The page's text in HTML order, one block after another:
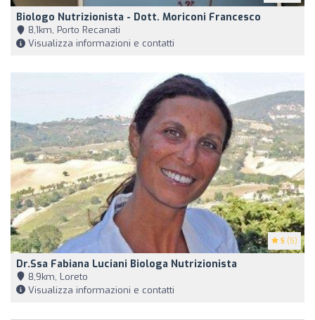
Biologo Nutrizionista - Dott. Moriconi Francesco
8,1km, Porto Recanati
Visualizza informazioni e contatti
5 (5)
Dr.ssa Fabiana Luciani Biologa Nutrizionista
8,9km, Loreto
Visualizza informazioni e contatti